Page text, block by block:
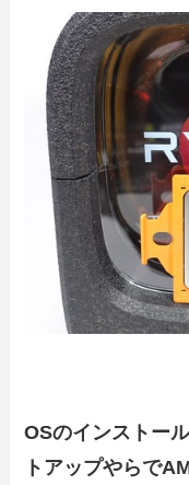
OSのインストー
トアップやらで